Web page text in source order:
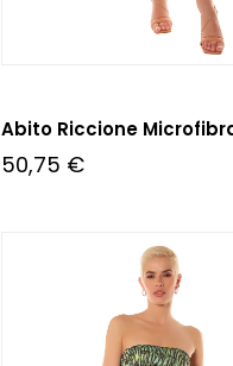
Abito Riccione
50,75 €